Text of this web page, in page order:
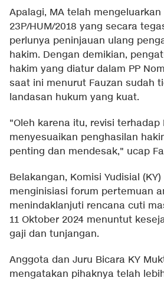
Apalagi, MA telah
23P/HUM/2018 yang secara
perlunya peninjauan ulang
hakim. Dengan demikian,
hakim yang diatur dalam PP
saat ini menurut Fauzan sudah
landasan hukum yang kuat.
"Oleh karena itu, revisi terhadap
menyesuaikan penghasilan
penting dan mendesak," ucap
Belakangan, Komisi Yudisial
menginisiasi forum pertemuan
menindaklanjuti rencana cuti
11 Oktober 2024 menuntut
gaji dan tunjangan.
Anggota dan Juru Bicara KY
mengatakan pihaknya telah